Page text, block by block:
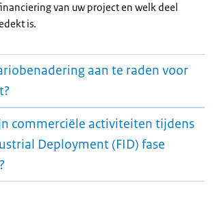
van uw project en welk deel
is.
aan te raden voor
commerciële activiteiten tijdens
Deployment (FID) fase